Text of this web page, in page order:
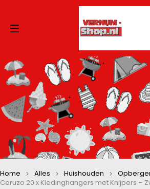
Home Alles Huishouden
Ceruzo 20 x Kledinghangers met Knijpers –